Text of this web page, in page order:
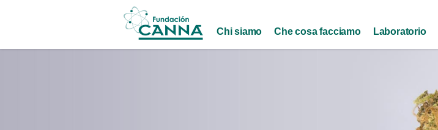
content
Main menu
Chi siamo Che cosa facciamo Laboratorio